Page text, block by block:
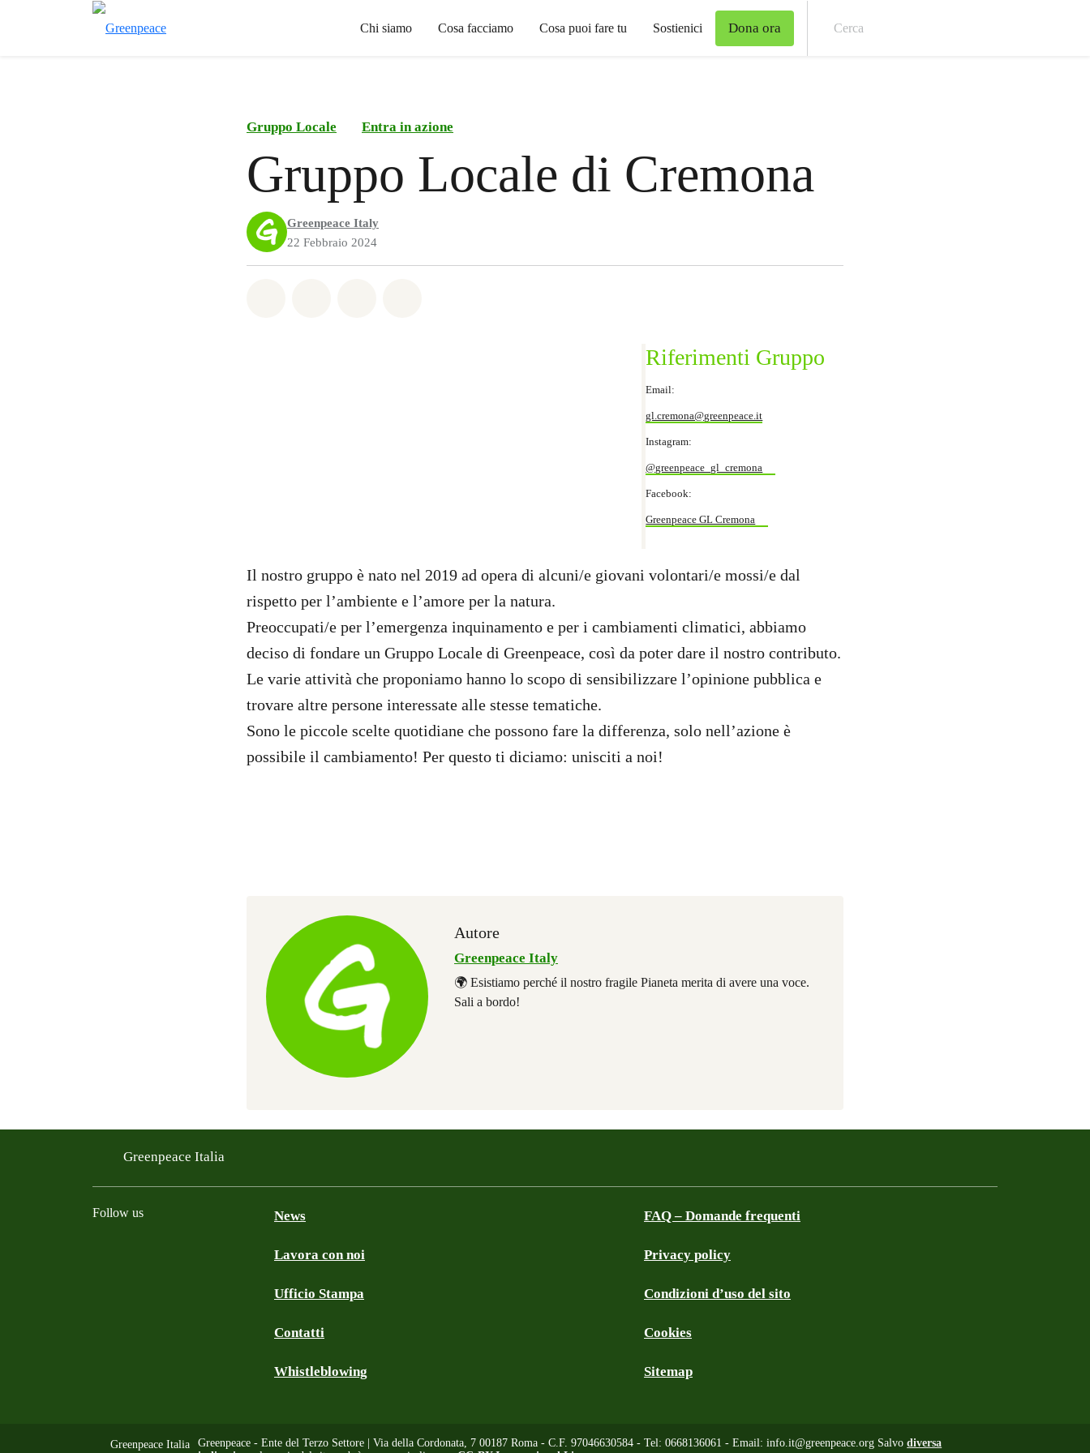
Chi siamo Cosa facciamo Cosa puoi fare tu Sostienici Dona ora
Gruppo Locale Entra in azione
Gruppo Locale di Cremona
Greenpeace Italy
22 Febbraio 2024
Riferimenti Gruppo
Email:
gl.cremona@greenpeace.it
Instagram:
@greenpeace_gl_cremona
Facebook:
Greenpeace GL Cremona
Il nostro gruppo è nato nel 2019 ad opera di alcuni/e giovani volontari/e mossi/e dal
rispetto per l’ambiente e l’amore per la natura.
Preoccupati/e per l’emergenza inquinamento e per i cambiamenti climatici, abbiamo
deciso di fondare un Gruppo Locale di Greenpeace, così da poter dare il nostro contributo.
Le varie attività che proponiamo hanno lo scopo di sensibilizzare l’opinione pubblica e
trovare altre persone interessate alle stesse tematiche.
Sono le piccole scelte quotidiane che possono fare la differenza, solo nell’azione è
possibile il cambiamento! Per questo ti diciamo: unisciti a noi!
Autore
Greenpeace Italy
🌍 Esistiamo perché il nostro fragile Pianeta merita di avere una voce.
Sali a bordo!
Greenpeace Italia
Follow us News
Lavora con noi
Ufficio Stampa
Contatti
Whistleblowing
FAQ – Domande frequenti
Privacy policy
Condizioni d’uso del sito
Cookies
Sitemap
Greenpeace Italia
Greenpeace - Ente del Terzo Settore | Via della Cordonata, 7 00187 Roma - C.F. 97046630584 - Tel: 0668136061 - Email:info.it@greenpeace.org Salvodiversa